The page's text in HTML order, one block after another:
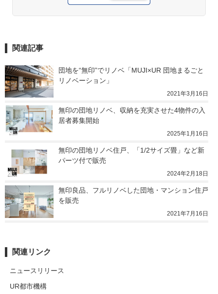
関連記事
団地を“無印”でリノベ「MUJI×UR 団地まるごと
リノベーション」
2021年3月16日
無印の団地リノベ、収納を充実させた4物件の入
居者募集開始
2025年1月16日
無印の団地リノベ住戸、「1/2サイズ畳」など新
パーツ付で販売
2024年2月18日
無印良品、フルリノベした団地・マンション住戸
を販売
2021年7月16日
関連リンク
ニュースリリース
UR都市機構